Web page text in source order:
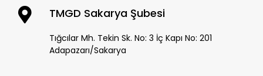
TMGD Sakarya Şubesi
Tığcılar Mh. Tekin Sk. No: 3 İç Kapı No: 201
Adapazarı/Sakarya